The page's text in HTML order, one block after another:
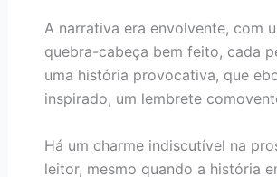
A narrativa era envolvente, com
quebra-cabeça bem feito, cada
uma história provocativa, que
inspirado, um lembrete
Há um charme indiscutível na
leitor, mesmo quando a história